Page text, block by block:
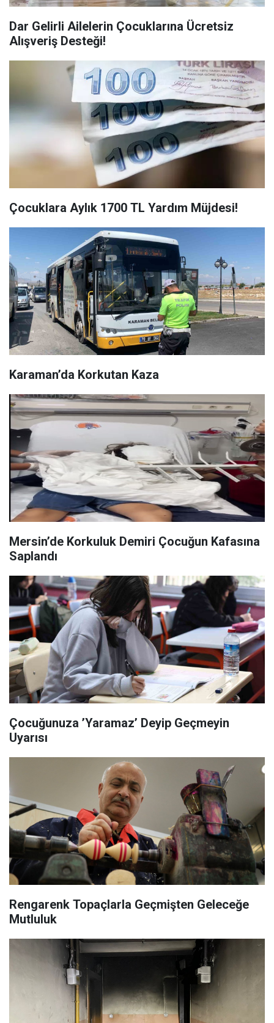
Dar Gelirli Ailelerin Çocuklarına Ücretsiz
Alışveriş Desteği!
Çocuklara Aylık 1700 TL Yardım Müjdesi!
Karaman’da Korkutan Kaza
Mersin’de Korkuluk Demiri Çocuğun Kafasına
Saplandı
Çocuğunuza ’Yaramaz’ Deyip Geçmeyin
Uyarısı
Rengarenk Topaçlarla Geçmişten Geleceğe
Mutluluk